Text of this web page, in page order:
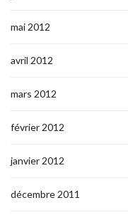
mai 2012
avril 2012
mars 2012
février 2012
janvier 2012
décembre 2011